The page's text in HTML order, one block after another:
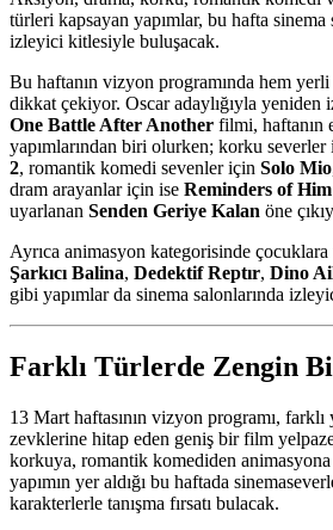
türleri kapsayan yapımlar, bu hafta sinema
izleyici kitlesiyle buluşacak.
Bu haftanın vizyon programında hem yerli
dikkat çekiyor. Oscar adaylığıyla yeniden
One Battle After Another filmi, haftanın
yapımlarından biri olurken; korku severler
2, romantik komedi sevenler için Solo Mio
dram arayanlar için ise Reminders of Him
uyarlanan Senden Geriye Kalan öne
Ayrıca animasyon kategorisinde
Şarkıcı Balina, Dedektif Reptır, Dino
gibi yapımlar da sinema salonlarında
Farklı Türlerde Zengin
13 Mart haftasının vizyon programı, farklı
zevklerine hitap eden geniş bir film
korkuya, romantik komediden
yapımın yer aldığı bu haftada
karakterlerle tanışma fırsatı bulacak.